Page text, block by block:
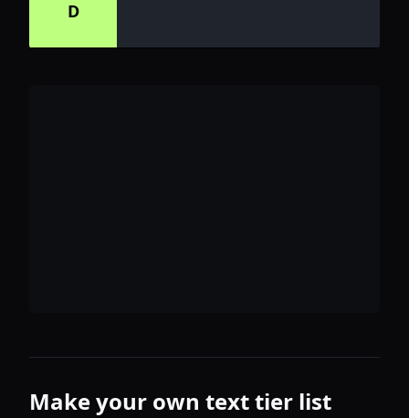
D
Make your own text tier list